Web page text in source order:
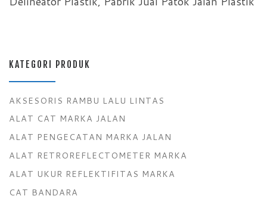
KATEGORI PRODUK
AKSESORIS RAMBU LALU LINTAS
ALAT CAT MARKA JALAN
ALAT PENGECATAN MARKA JALAN
ALAT RETROREFLECTOMETER MARKA
ALAT UKUR REFLEKTIFITAS MARKA
CAT BANDARA